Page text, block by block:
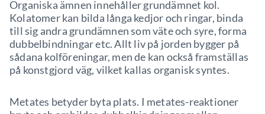
Organiska ämnen innehåller grundämnet kol.
Kolatomer kan bilda långa kedjor och ringar, binda
till sig andra grundämnen som väte och syre, forma
dubbelbindningar etc. Allt liv på jorden bygger på
sådana kolföreningar, men de kan också framställas
på konstgjord väg, vilket kallas organisk syntes.
Metates betyder byta plats. I metates-reaktioner